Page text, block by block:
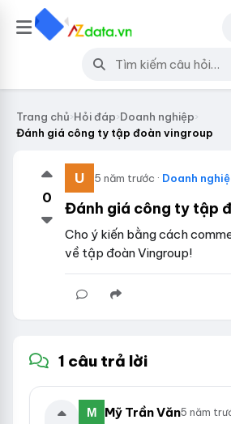
Trang chủ›Hỏi đáp›Doanh nghiệp›
Đánh giá công ty tập đoàn vingroup
0
5 năm trước · Doanh
Đánh giá công ty tập
Cho ý kiến bằng cách
về tập đoàn Vingroup!
1 câu trả lời
Mỹ Trần Văn5 năm